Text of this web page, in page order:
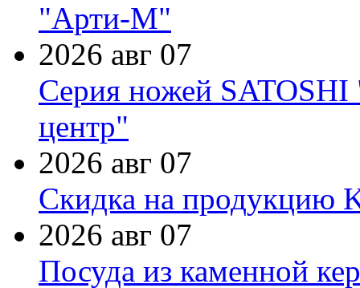
"Арти-М"
2026 авг 07
Серия ножей
центр"
2026 авг 07
Скидка на продукцию
2026 авг 07
Посуда из каменной